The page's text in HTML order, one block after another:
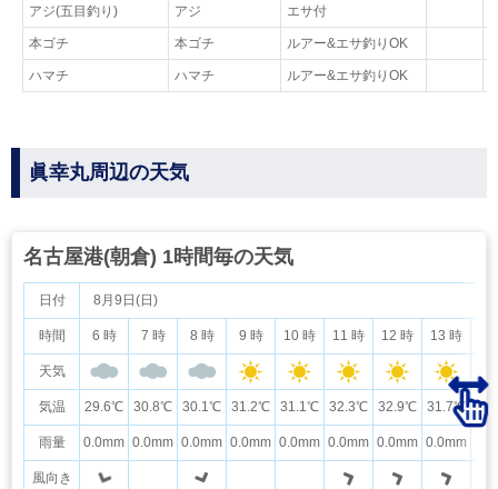
アジ(五目釣り) アジ エサ付
本ゴチ 本ゴチ ルアー&エサ釣りOK
ハマチ ハマチ ルアー&エサ釣りOK
眞幸丸周辺の天気
名古屋港(朝倉) 1時間毎の天気
日付
時間
天気
気温
雨量
風向き
8月9日(日)
6 時 7 時 8 時 9 時 10 時 11 時 12 時 13 時
29.6℃ 30.8℃ 30.1℃ 31.2℃ 31.1℃ 32.3℃ 32.9℃ 31.7℃
0.0mm 0.0mm 0.0mm 0.0mm 0.0mm 0.0mm 0.0mm 0.0mm